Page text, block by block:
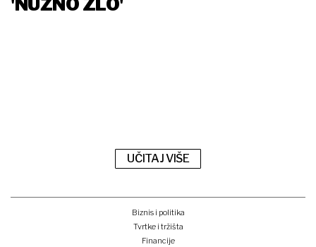
'NUŽNO ZLO'
UČITAJ VIŠE
Biznis i politika
Tvrtke i tržišta
Financije